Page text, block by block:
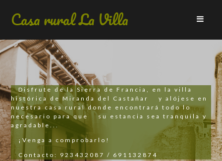
Casa rural La Villa
Disfrute de la Sierra de Francia, en la villa
histórica de Miranda del Castañar
y alójese en
nuestra casa rural donde encontrará todo lo
necesario para que
su estancia sea tranquila y
agradable...
¡Venga a comprobarlo!
Contacto: 923432087 / 691132874